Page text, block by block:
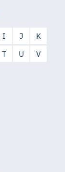
I J
K
T U
V